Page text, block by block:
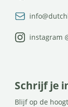
instagram
Schrijf je
Blijf op de